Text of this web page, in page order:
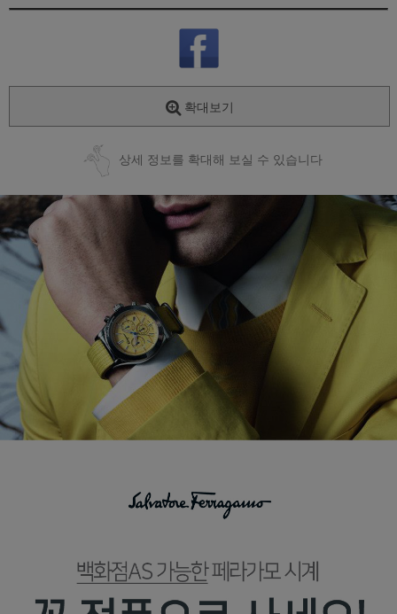
확대보기
상세 정보를 확대해 보실 수 있습니다